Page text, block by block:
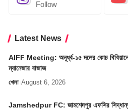
Follow
Latest News
AIFF Meeting: অনূর্ধ্ব-১৫ দলের কোচ
ম্যানেজার বাজাজ
খেলা August 6, 2026
Jamshedpur FC: জামশেদপুর এফসির